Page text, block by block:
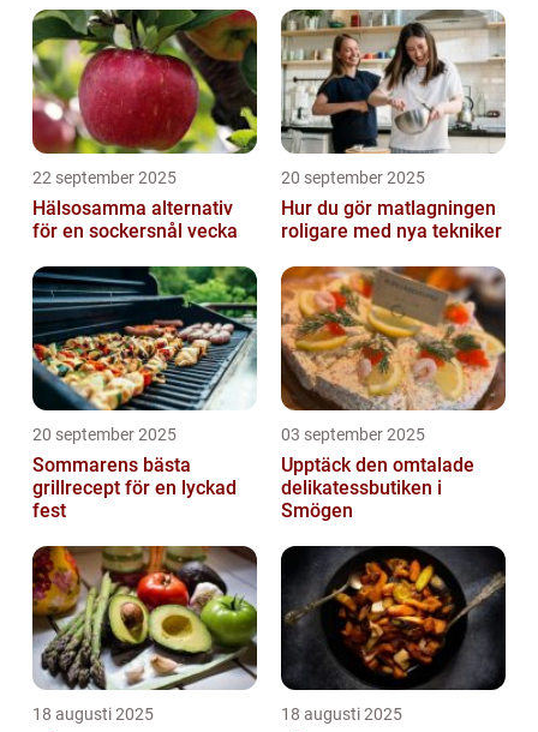
22 september 2025
Hälsosamma alternativ
för en sockersnål vecka
20 september 2025
Hur du gör matlagningen
roligare med nya tekniker
20 september 2025
Sommarens bästa
grillrecept för en lyckad
fest
03 september 2025
Upptäck den omtalade
delikatessbutiken i
Smögen
18 augusti 2025 18 augusti 2025